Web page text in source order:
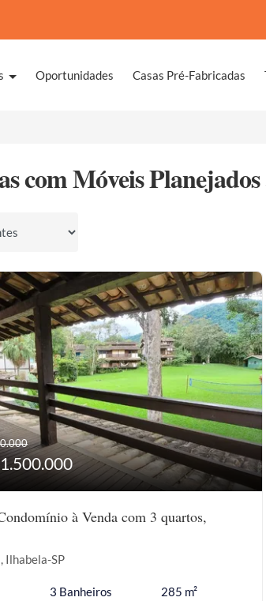
Oportunidades Casas Pré-Fabricadas
com Móveis
à Venda com 3 quartos,
Ilhabela-SP
3 Banheiros 285 m²